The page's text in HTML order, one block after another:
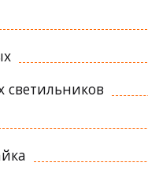
светильников